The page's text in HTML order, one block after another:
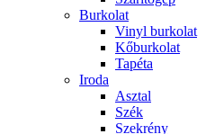
Burkolat
Vinyl burkolat
Kőburkolat
Tapéta
Iroda
Asztal
Szék
Szekrény